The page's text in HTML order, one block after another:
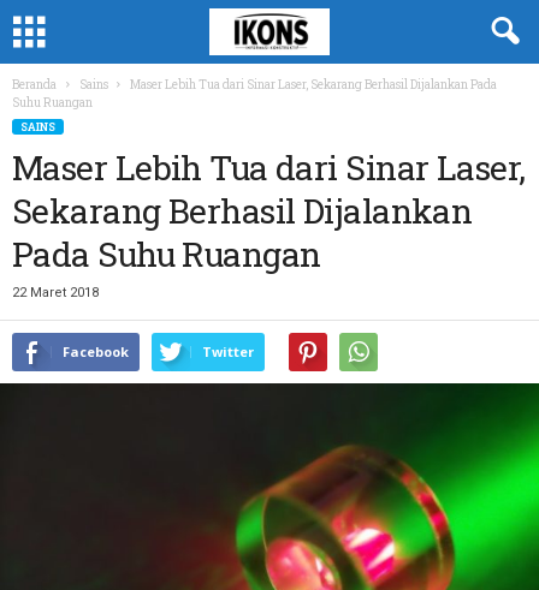
Beranda Sains
Maser Lebih Tua dari Sinar Laser, Sekarang Berhasil Dijalankan Pada
Suhu Ruangan
SAINS
Maser Lebih Tua dari Sinar Laser,
Sekarang Berhasil Dijalankan
Pada Suhu Ruangan
22 Maret 2018
Facebook Twitter